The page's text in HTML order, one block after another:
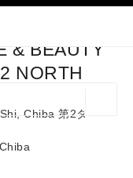
NARITA
& BEAUTY
NORTH
Chiba 第2タ
FRAGRANCE &
งประดับอัญมณี